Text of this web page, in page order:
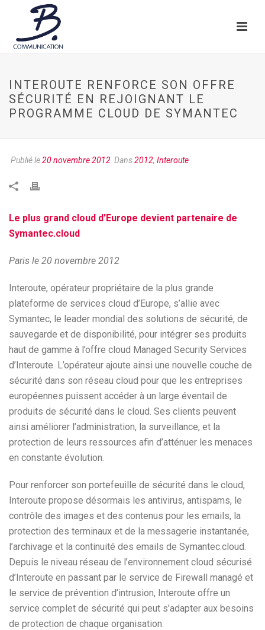
INTEROUTE RENFORCE SON OFFRE
SÉCURITÉ EN REJOIGNANT LE
PROGRAMME CLOUD DE SYMANTEC
Publié le20 novembre 2012 Dans2012, Interoute
Le plus grand cloud d’Europe devient partenaire de
Symantec.cloud
Paris le 20 novembre 2012
Interoute, opérateur propriétaire de la plus grande
plateforme de services cloud d’Europe, s’allie avec
Symantec, le leader mondial des solutions de sécurité, de
sauvegarde et de disponibilité, pour intégrer ses produits
haut de gamme à l’offre cloud Managed Security Services
d’Interoute. L’opérateur ajoute ainsi une nouvelle couche de
sécurité dans son réseau cloud pour que les entreprises
européennes puissent accéder à un large éventail de
produits de sécurité dans le cloud. Ses clients peuvent
ainsi améliorer l’administration, la surveillance, et la
protection de leurs ressources afin d’atténuer les menaces
en constante évolution.
Pour renforcer son portefeuille de sécurité dans le cloud,
Interoute propose désormais les antivirus, antispams, le
contrôle des images et des contenus pour les emails, la
protection des terminaux et de la messagerie instantanée,
l’archivage et la continuité des emails de Symantec.cloud.
Depuis le niveau réseau de l’environnement cloud sécurisé
d’Interoute en passant par le service de Firewall managé et
le service de prévention d’intrusion, Interoute offre un
service complet de sécurité qui peut s’adapter aux besoins
de protection de chaque organisation.